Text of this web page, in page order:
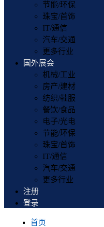
节能/环保
珠宝/首饰
IT/通信
汽车/交通
更多行业
国外展会
机械/工业
房产/建材
纺织/鞋服
餐饮/食品
电子/光电
节能/环保
珠宝/首饰
IT/通信
汽车/交通
更多行业
注册
登录
首页